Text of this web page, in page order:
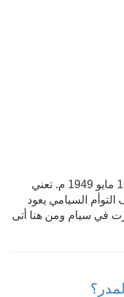
سيام هو اسم تايلند الرسمي حتى تاريخ 11 مايو 1949 م. تعني
السيامي يعود
في سيام ومن هنا أتى